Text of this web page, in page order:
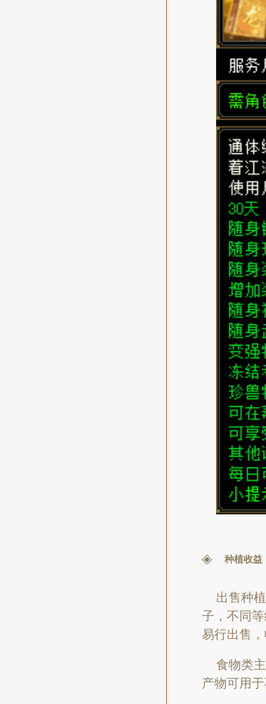
种植收益
出售种
子，不同
易行出售
食物类
产物可用